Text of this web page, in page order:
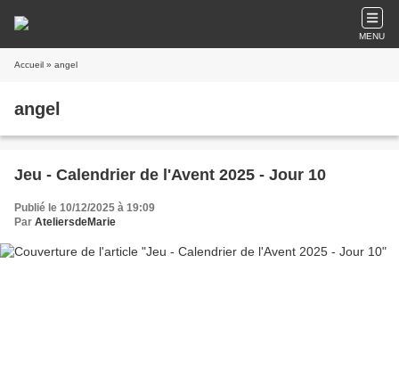
MENU
Accueil » angel
angel
Jeu - Calendrier de l'Avent 2025 - Jour 10
Publié le 10/12/2025 à 19:09
Par AteliersdeMarie